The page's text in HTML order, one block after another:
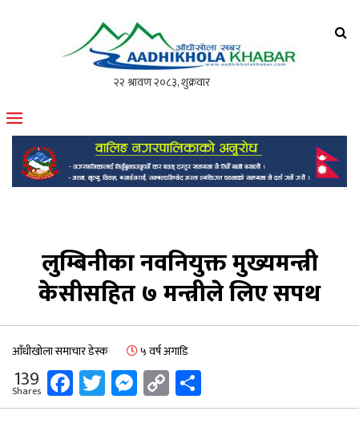
मोफसलकै लोकप्रिय अनलाइन पत्रिका
लुम्बिनीका नवनियुक्त मुख्यमन्त्री
केसीसहित ७ मन्त्रीले लिए सपथ
आँधीखोला समाचार डेस्क ५ वर्ष अगाडि
139
Shares Facebook
Twitter
Messenger
Copy
Link